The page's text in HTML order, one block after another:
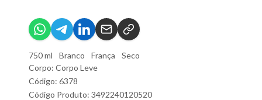
750 ml Branco França
Seco
Corpo: Corpo Leve
Código: 6378
Código Produto: 3492240120520